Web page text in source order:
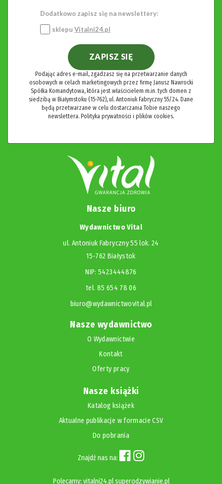
Dodatkowo zapisz się na newslettery:
sklepu Vitalni24.pl
ZAPISZ SIĘ
Podając adres e-mail, zgadzasz się na przetwarzanie danych
osobowych w celach marketingowych przez firmę Janusz Nawrocki
Spółka Komandytowa, która jest właścicielem m.in. tych domen z
siedzibą w Białymstoku (15-762), ul. Antoniuk Fabryczny 55/24. Dane
będą przetwarzane w celu dostarczania Tobie naszego
newslettera. Polityka prywatności i plików cookies.
Nasze biuro
Wydawnictwo Vital
ul. Antoniuk Fabryczny 55 lok. 24
15-762 Białystok
NIP: 5423444876
tel. 85 654 78 06
biuro@wydawnictwovital.pl
Nasze wydawnictwo
O Wydawnictwie
Kontakt
Oferty pracy
Nasze książki
Katalog książek
Aktualne publikacje w formacie CSV
Do pobrania
Znajdź nas na:
Polecamy: vitalni24.pl superodzywianie.pl